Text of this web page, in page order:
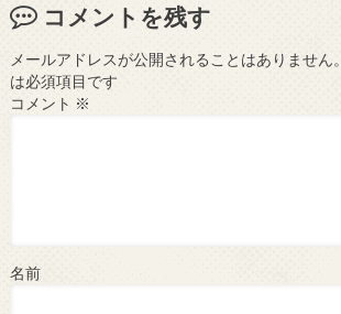
コメントを残す
メールアドレスが公開されることはありません。
は必須項目です
コメント ※
名前